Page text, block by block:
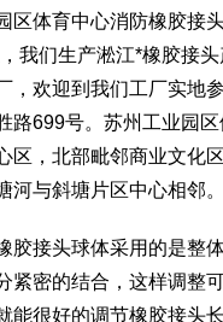
区体育中心消防橡胶接
我们生产淞江*橡胶接
，欢迎到我们工厂实地
路699号。苏州工业园
区，北部毗邻商业文化
河与斜塘片区中心相邻。
胶接头球体采用的是整
紧密的结合，这样调整
能很好的调节橡胶接头